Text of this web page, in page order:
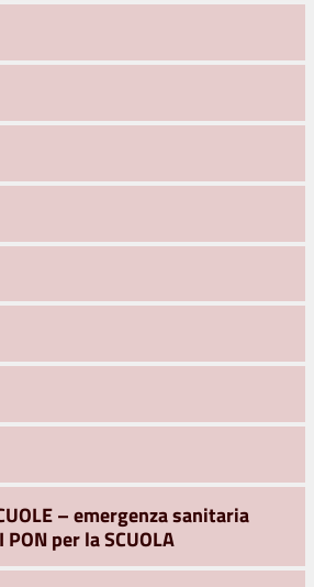
– emergenza sanitaria
per la SCUOLA